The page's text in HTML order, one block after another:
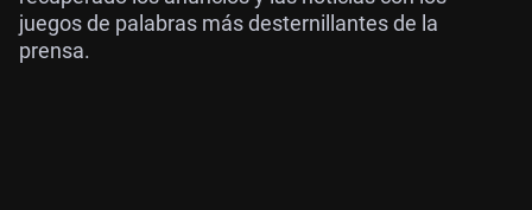
juegos de palabras más desternillantes de la
prensa.